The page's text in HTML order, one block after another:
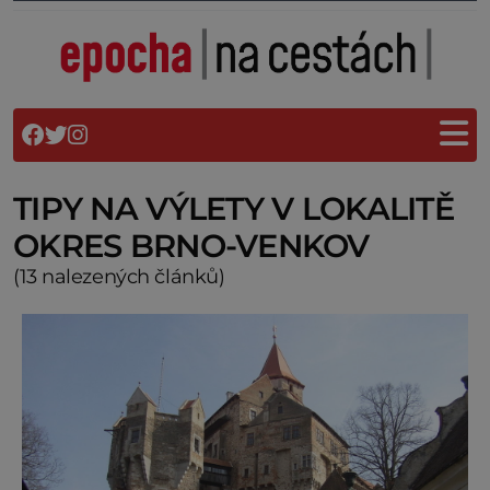
TIPY NA VÝLETY V LOKALITĚ
OKRES BRNO-VENKOV
(13 nalezených článků)